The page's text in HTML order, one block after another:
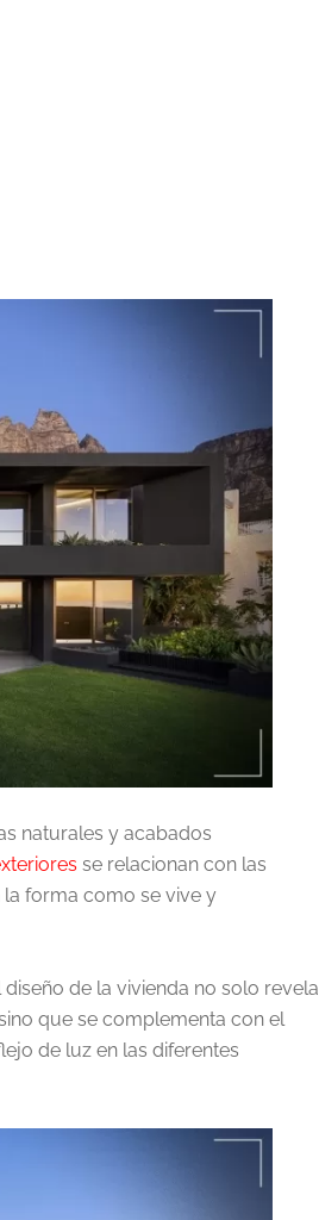
naturales y acabados
se relacionan con las
forma como se vive y
de la vivienda no solo revela
que se complementa con el
de luz en las diferentes